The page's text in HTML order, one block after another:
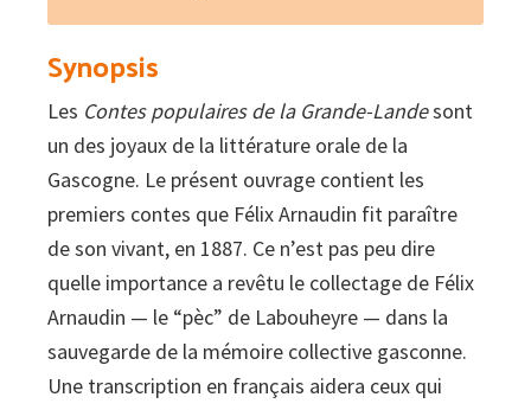
Grande-
Lande
–
Condes
de
le
Lana-
Grand
Tome
1
quantity
Synopsis
Les Contes populaires de la Grande-Landesont
un des joyaux de la littérature orale de la
Gascogne. Le présent ouvrage contient les
premiers contes que Félix Arnaudin fit paraître
de son vivant, en 1887. Ce n’est pas peu dire
quelle importance a revêtu le collectage de Félix
Arnaudin — le “pèc” de Labouheyre — dans la
sauvegarde de la mémoire collective gasconne.
Une transcription en français aidera ceux qui